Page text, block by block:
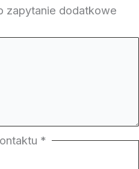
zapytanie dodatkowe
*